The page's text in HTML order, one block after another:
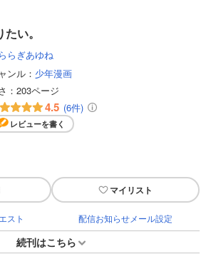
い。
らぎあゆね
ンル： 少年漫画
： 203ページ
4.5 (6件)
レビューを書く
マイリスト
スト 配信お知らせメール設定
続刊はこちら